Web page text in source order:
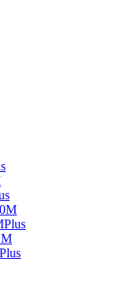
Plus
Plus